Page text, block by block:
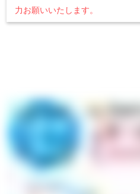
力お願いいたします。